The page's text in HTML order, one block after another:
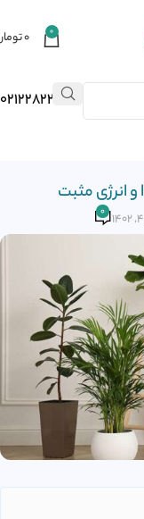
0 ۰
02122823484
0